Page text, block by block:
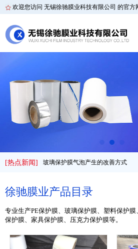
欢迎您访问 无锡徐驰膜业科技有限公司 的官方
[热点新闻]
保护膜厂家分享铝型材板材的保护应
玻璃保护膜气泡产生的改善方式
玻璃保护膜的耐候防护性能
徐驰膜业产品目录
专业生产PE保护膜、玻璃保护膜、塑料保护
保护膜、家具保护膜、压克力保护膜等。